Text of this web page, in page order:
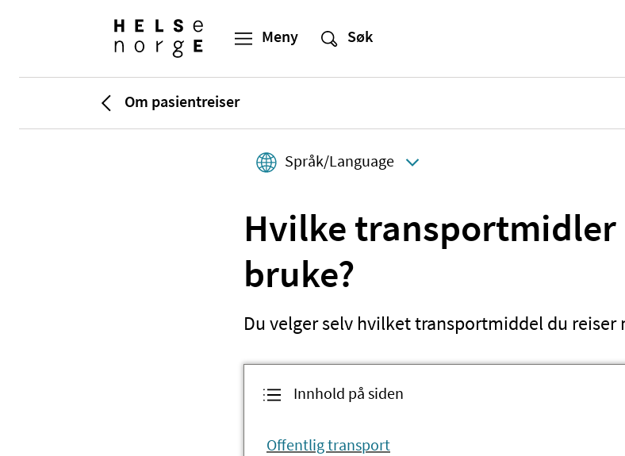
Om pasientreiser
Språk/Language
Hvilke transportmidler
bruke?
Du velger selv hvilket transportmiddel du reiser
Innhold på siden
Offentlig transport